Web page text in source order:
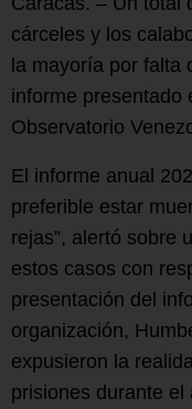
cárceles y los
la mayoría por falta
informe presentado
Observatorio
El informe anual
preferible estar
rejas”, alertó sobre
estos casos con
presentación del
organización,
expusieron la
prisiones durante el